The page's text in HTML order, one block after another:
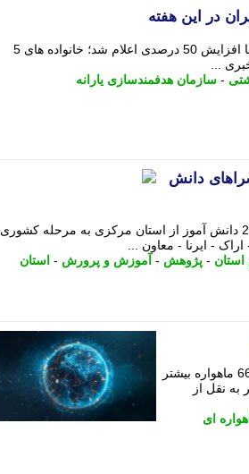
یارانه معیشتی مرداد برای خانواده های تحت پوشش کمیته امداد و بهزیستی با افزایش 50 درصدی اعلام شد؛ خانواده های 5
- سازمان هدفمندسازی یارانه
دانش
معاون آموزش متوسطه اداره کل آموزش و پرورش استان مرکزی گفت: 235 دانش آموز از استان مرکزی به مرحله کشوری
- ایرنا - معاون ...
- پژوهش - آموزش و پرورش - استان
اروپا برنامه های خود را برای رقیب مستقل استارلینک نهایی کرد. این پروژه 66 ماهواره بیشتر
نقل از
ای